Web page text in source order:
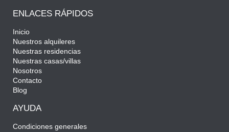
ENLACES RÁPIDOS
Inicio
Nuestros alquileres
Nuestras residencias
Nuestras casas/villas
Nosotros
Contacto
Blog
AYUDA
Condiciones generales